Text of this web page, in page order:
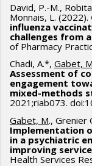
David, P.-M.,
Monnais, L. (2022).
influenza
challenges from
of Pharmacy
Chadi, A.*, Gabet,
Assessment of
engagement
mixed-methods
2021;riab073.
Gabet, M., Grenier
Implementation
in a psychiatric
improving
Health Services